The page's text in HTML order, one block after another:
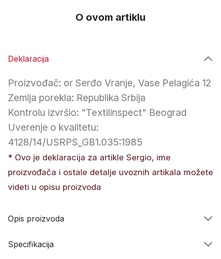
O ovom artiklu
Deklaracija
Proizvođač: or Serđo Vranje, Vase Pelagića 12
Zemlja porekla: Republika Srbija
Kontrolu izvršio: "Textilinspect" Beograd
Uverenje o kvalitetu:
4128/14/USRPS_GB1.035:1985
* Ovo je deklaracija za artikle Sergio, ime
proizvođača i ostale detalje uvoznih artikala možete
videti u opisu proizvoda
Opis proizvoda
Specifikacija